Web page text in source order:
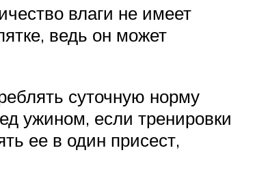
влаги не имеет
ведь он может
суточную норму
ужином, если тренировки
ее в один присест,